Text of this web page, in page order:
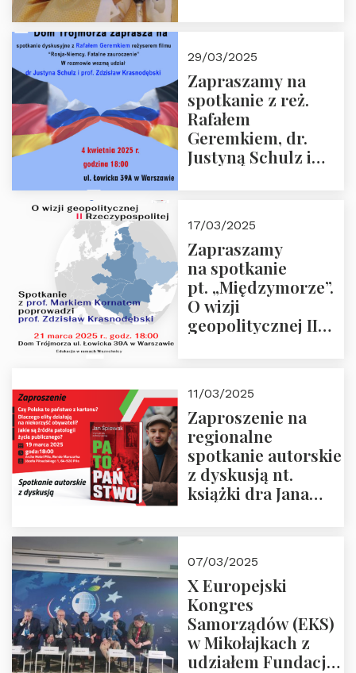
29/03/2025
Zapraszamy na
spotkanie z reż.
Rafałem
Geremkiem, dr.
Justyną Schulz i
“Rosja-Niemcy…”
17/03/2025
Zapraszamy
na spotkanie
pt. „Międzymorze”.
O wizji
geopolitycznej II
i prof.
Krasnodębski
11/03/2025
Zaproszenie na
regionalne
spotkanie autorskie
z dyskusją nt.
książki dra Jana
07/03/2025
X Europejski
Kongres
Samorządów (EKS)
w Mikołajkach z
udziałem Fundacji